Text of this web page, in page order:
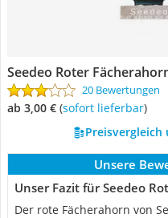
Seedeo Roter
20 Bewertungen
ab 3,00 € ( Sofort lieferbar)
Preisvergleich
Unsere
Unser Fazit für Seedeo
Der rote Fächerahorn von